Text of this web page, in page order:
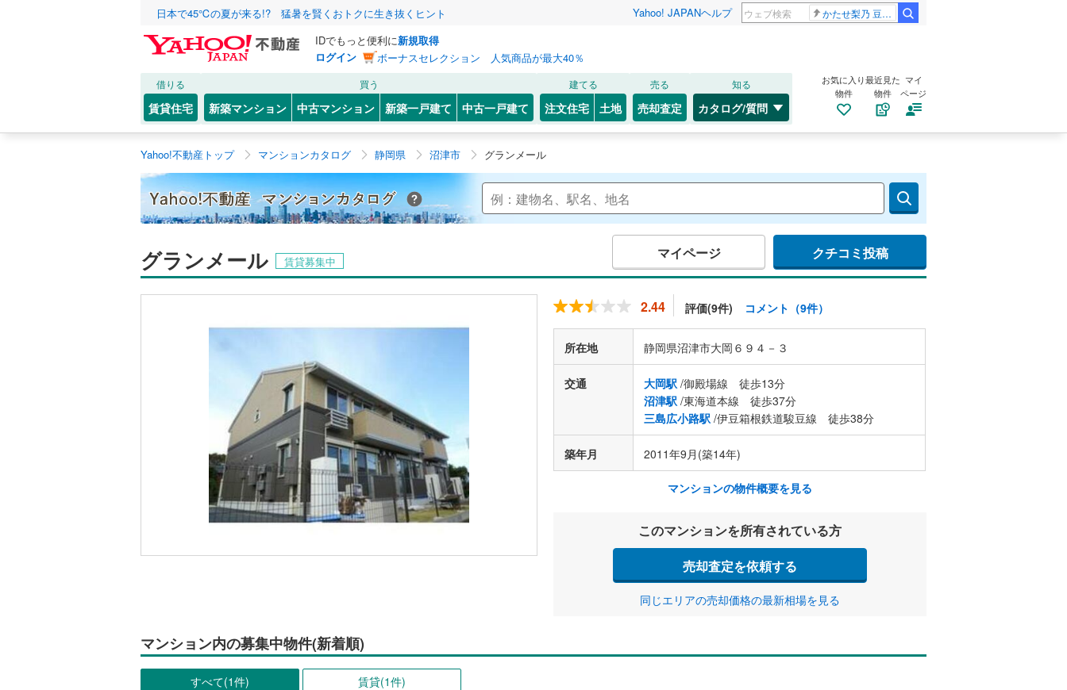
日本で45℃の夏が来る!? 猛暑を賢くおトクに生き抜くヒント Yahoo! JAPANヘルプ かたせ梨乃 豆原一成
IDでもっと便利に新規取得
ログイン
ボーナスセレクション 人気商品が最大40％
借りる
賃貸住宅
買う
新築マンション 中古マンション 新築一戸建て 中古一戸建て
建てる
注文住宅 土地
売る
売却査定
知る
カタログ/質問
お気に入り
物件
最近見た
物件
マイ
ページ
Yahoo!不動産トップ マンションカタログ 静岡県 沼津市 グランメール
Yahoo!不動産 マンションカタログ
グランメール 賃貸募集中 マイページ クチコミ投稿
2.44 評価(9件) コメント（9件）
所在地 静岡県沼津市大岡６９４－３
交通 大岡駅 /御殿場線 徒歩13分
沼津駅 /東海道本線 徒歩37分
三島広小路駅 /伊豆箱根鉄道駿豆線 徒歩38分
築年月 2011年9月(築14年)
マンションの物件概要を見る
このマンションを所有されている方
売却査定を依頼する
同じエリアの売却価格の最新相場を見る
マンション内の募集中物件(新着順)
すべて(1件) 賃貸(1件)